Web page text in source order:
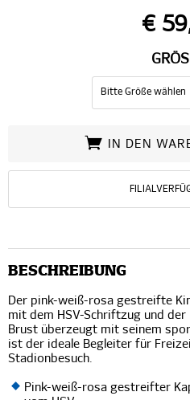
€
IN DEN
BESCHREIBUNG
Der pink-weiß-rosa gestreifte
mit dem HSV-Schriftzug und der
Brust überzeugt mit seinem
ist der ideale Begleiter für
Stadionbesuch.
Pink-weiß-rosa gestreifter